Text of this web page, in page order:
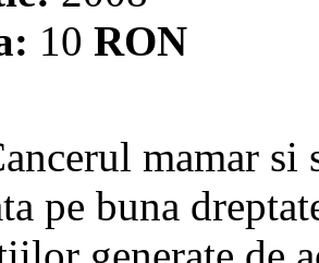
10 RON
mamar
pe buna